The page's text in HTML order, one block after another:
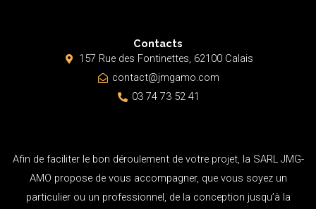
Contacts
157 Rue des Fontinettes, 62100 Calais
contact@jmgamo.com
03 74 73 52 41
Afin de faciliter le bon déroulement de votre projet, la SARL JMG-
AMO propose de vous accompagner, que vous soyez un
particulier ou un professionnel, de la conception jusqu’à la